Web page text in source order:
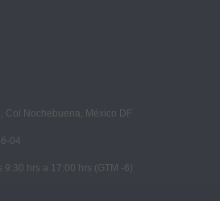
Col Nochebuena, México DF
04
9:30 hrs a 17:00 hrs (GTM -6)